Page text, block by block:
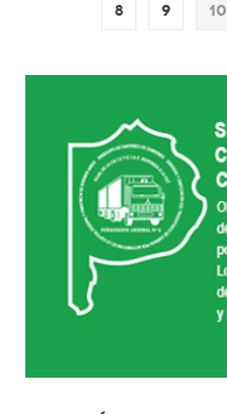
8 9 10